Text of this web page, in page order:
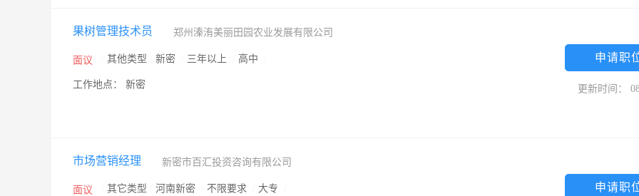
果树管理技术员 郑州溱洧美丽田园农业发展有限公司
面议 其他类型 新密 三年以上 高中
工作地点： 新密
申请职
更新时间：
市场营销经理 新密市百汇投资咨询有限公司
面议 其它类型 河南新密 不限要求 大专 申请职